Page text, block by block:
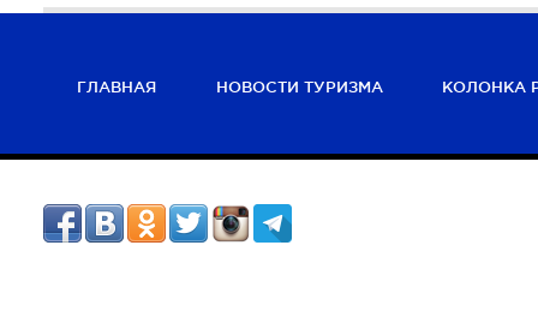
ГЛАВНАЯ НОВОСТИ ТУРИЗМА КОЛОНКА